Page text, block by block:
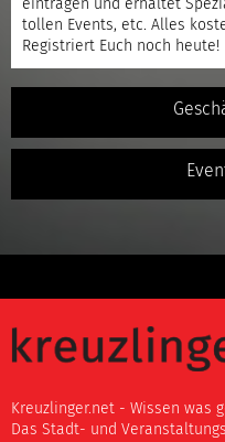
eintragen und erhaltet
tollen Events, etc. Alles
Registriert Euch noch heute!
Kreuzlinger.net - Wissen was
Das Stadt- und